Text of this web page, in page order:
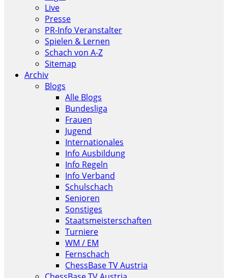
Live
Presse
PR-Info Veranstalter
Spielen & Lernen
Schach von A-Z
Sitemap
Archiv
Blogs
Alle Blogs
Bundesliga
Frauen
Jugend
Internationales
Info Ausbildung
Info Regeln
Info Verband
Schulschach
Senioren
Sonstiges
Staatsmeisterschaften
Turniere
WM / EM
Fernschach
ChessBase TV Austria